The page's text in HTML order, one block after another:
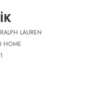
RALPH LAUREN
HOME